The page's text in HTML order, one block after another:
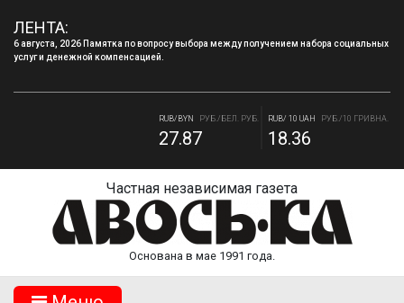
ЛЕНТА:
6 августа, 2026 Памятка по вопросу выбора между получением набора социальных
услуг и денежной компенсацией.
RUB/BYN РУБ./БЕЛ. РУБ.
27.87
RUB/ 10 UAH РУБ./10 ГРИВНА.
18.36
82.17 94.84
Частная независимая газета
Основана в мае 1991 года.